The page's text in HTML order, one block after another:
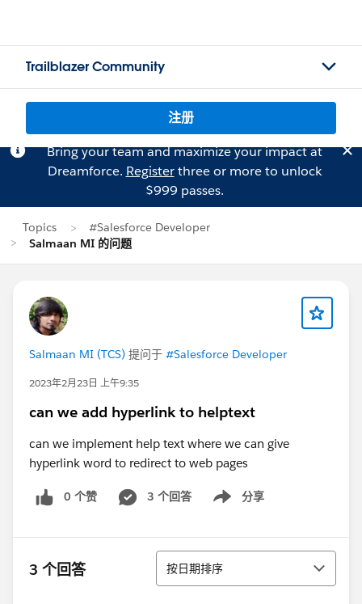
Trailblazer Community
注册
Bring your team and maximize your impact at
Dreamforce. Registerthree or more to unlock
$999 passes.
Topics
#Salesforce Developer
Salmaan MI 的问题
Salmaan MI (TCS) 提问于 #Salesforce Developer
2023年2月23日 上午9:35
can we add hyperlink to helptext
can we implement help text where we can give
hyperlink word to redirect to web pages
0 个赞 3 个回答 分享
Show menu
3 个回答 排序
按日期排序